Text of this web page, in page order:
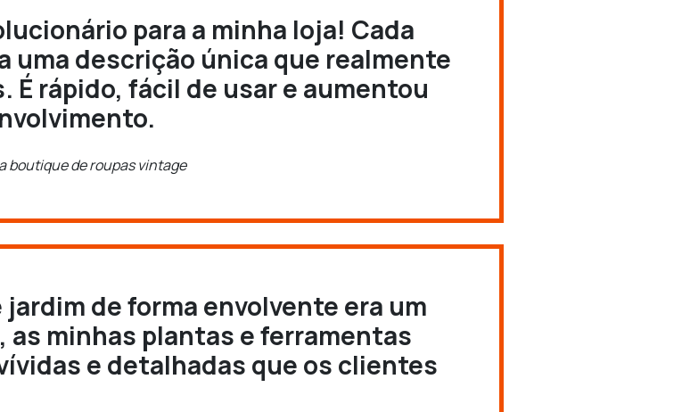
para a minha loja! Cada
uma descrição única que realmente
É rápido, fácil de usar e aumentou
boutique de roupas vintage
de forma envolvente era um
as minhas plantas e ferramentas
e detalhadas que os clientes